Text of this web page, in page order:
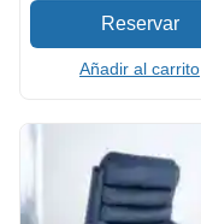
Añadir al carrito